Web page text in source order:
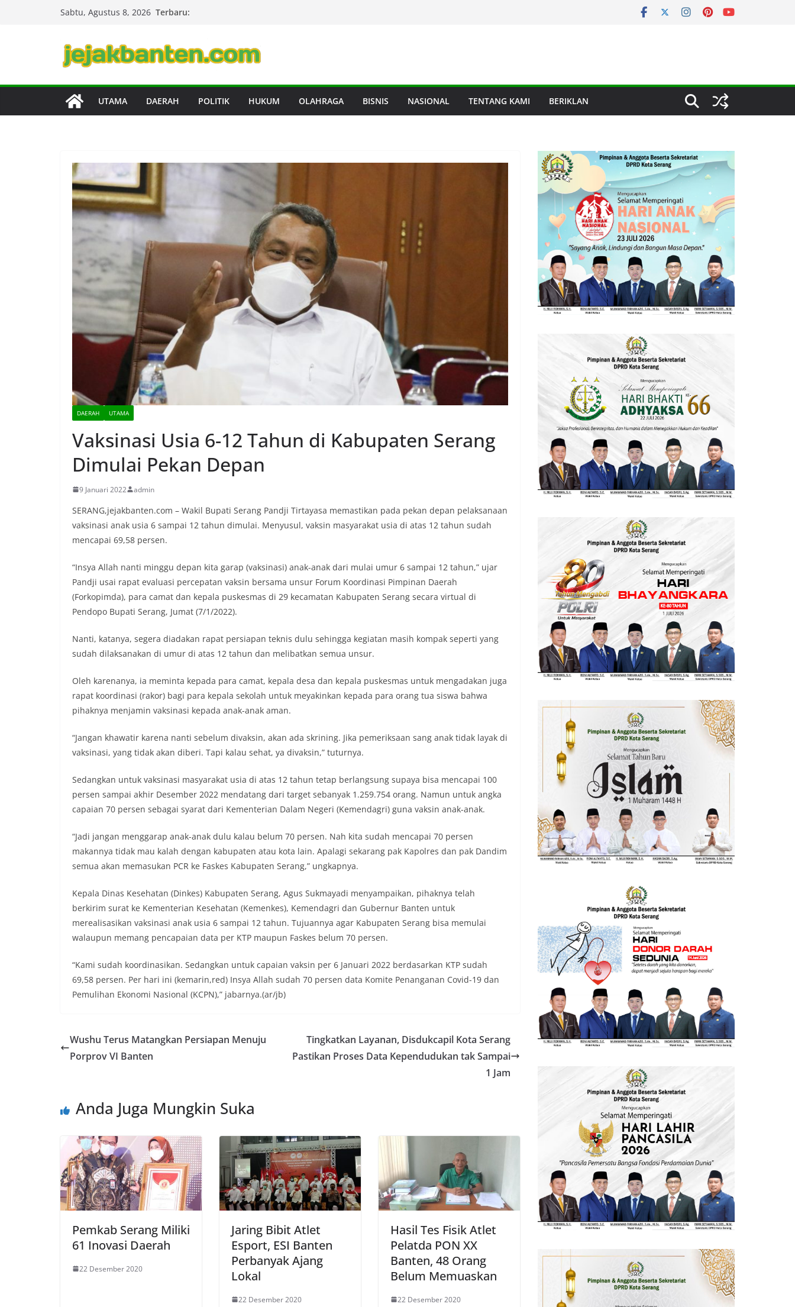
Sabtu, Agustus 8, 2026 Terbaru:
UTAMA DAERAH POLITIK HUKUM OLAHRAGA BISNIS NASIONAL TENTANG KAMI BERIKLAN
DAERAH UTAMA
Vaksinasi Usia 6-12 Tahun di Kabupaten Serang
Dimulai Pekan Depan
9 Januari 2022 admin
SERANG,jejakbanten.com – Wakil Bupati Serang Pandji Tirtayasa memastikan pada pekan depan pelaksanaan
vaksinasi anak usia 6 sampai 12 tahun dimulai. Menyusul, vaksin masyarakat usia di atas 12 tahun sudah
mencapai 69,58 persen.
“Insya Allah nanti minggu depan kita garap (vaksinasi) anak-anak dari mulai umur 6 sampai 12 tahun,” ujar
Pandji usai rapat evaluasi percepatan vaksin bersama unsur Forum Koordinasi Pimpinan Daerah
(Forkopimda), para camat dan kepala puskesmas di 29 kecamatan Kabupaten Serang secara virtual di
Pendopo Bupati Serang, Jumat (7/1/2022).
Nanti, katanya, segera diadakan rapat persiapan teknis dulu sehingga kegiatan masih kompak seperti yang
sudah dilaksanakan di umur di atas 12 tahun dan melibatkan semua unsur.
Oleh karenanya, ia meminta kepada para camat, kepala desa dan kepala puskesmas untuk mengadakan juga
rapat koordinasi (rakor) bagi para kepala sekolah untuk meyakinkan kepada para orang tua siswa bahwa
pihaknya menjamin vaksinasi kepada anak-anak aman.
“Jangan khawatir karena nanti sebelum divaksin, akan ada skrining. Jika pemeriksaan sang anak tidak layak di
vaksinasi, yang tidak akan diberi. Tapi kalau sehat, ya divaksin,” tuturnya.
Sedangkan untuk vaksinasi masyarakat usia di atas 12 tahun tetap berlangsung supaya bisa mencapai 100
persen sampai akhir Desember 2022 mendatang dari target sebanyak 1.259.754 orang. Namun untuk angka
capaian 70 persen sebagai syarat dari Kementerian Dalam Negeri (Kemendagri) guna vaksin anak-anak.
“Jadi jangan menggarap anak-anak dulu kalau belum 70 persen. Nah kita sudah mencapai 70 persen
makannya tidak mau kalah dengan kabupaten atau kota lain. Apalagi sekarang pak Kapolres dan pak Dandim
semua akan memasukan PCR ke Faskes Kabupaten Serang,” ungkapnya.
Kepala Dinas Kesehatan (Dinkes) Kabupaten Serang, Agus Sukmayadi menyampaikan, pihaknya telah
berkirim surat ke Kementerian Kesehatan (Kemenkes), Kemendagri dan Gubernur Banten untuk
merealisasikan vaksinasi anak usia 6 sampai 12 tahun. Tujuannya agar Kabupaten Serang bisa memulai
walaupun memang pencapaian data per KTP maupun Faskes belum 70 persen.
“Kami sudah koordinasikan. Sedangkan untuk capaian vaksin per 6 Januari 2022 berdasarkan KTP sudah
69,58 persen. Per hari ini (kemarin,red) Insya Allah sudah 70 persen data Komite Penanganan Covid-19 dan
Pemulihan Ekonomi Nasional (KCPN),” jabarnya.(ar/jb)
Wushu Terus Matangkan Persiapan Menuju
Porprov VI Banten
Tingkatkan Layanan, Disdukcapil Kota Serang
Pastikan Proses Data Kependudukan tak Sampai
1 Jam
Anda Juga Mungkin Suka
Pemkab Serang Miliki
61 Inovasi Daerah
22 Desember 2020
Jaring Bibit Atlet
Esport, ESI Banten
Perbanyak Ajang
Lokal
22 Desember 2020
Hasil Tes Fisik Atlet
Pelatda PON XX
Banten, 48 Orang
Belum Memuaskan
22 Desember 2020